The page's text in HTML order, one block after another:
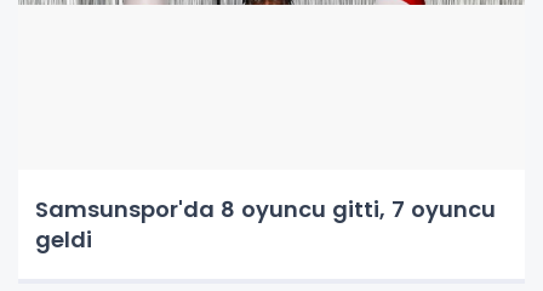
Samsunspor'da 8 oyuncu gitti, 7 oyuncu
geldi